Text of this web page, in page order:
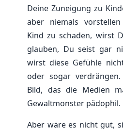
Deine Zuneigung zu
aber niemals
Kind zu schaden, wirst
glauben, Du seist gar
wirst diese Gefühle
oder sogar
Bild, das die Medien
Gewaltmonster pädophil.
Aber wäre es nicht gut,